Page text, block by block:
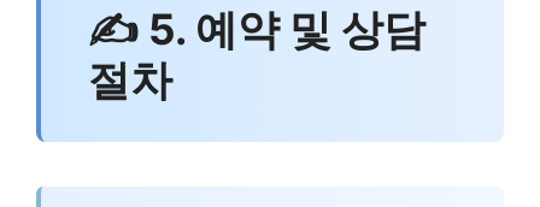
✍ 5. 예약 및 상담
절차